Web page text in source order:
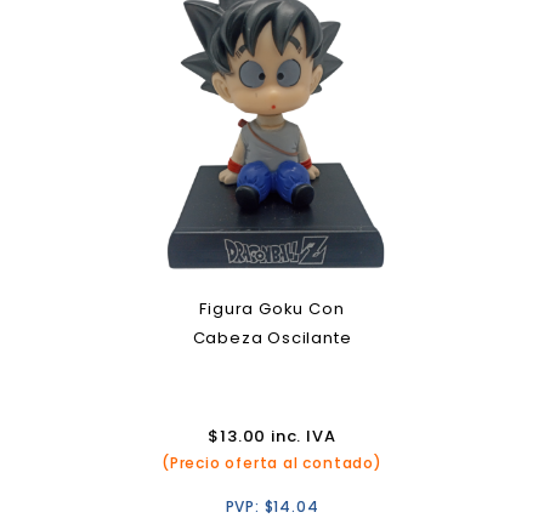
Figura Goku Con
Cabeza Oscilante
$13.00 inc. IVA
(Precio oferta al contado)
PVP: $14.04